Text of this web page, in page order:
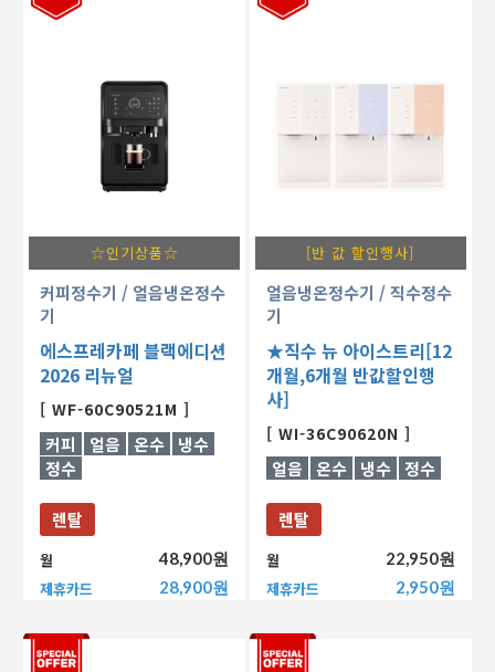
☆인기상품☆
커피정수기 / 얼음냉온정수
기
에스프레카페 블랙에디션
2026 리뉴얼
[ WF-60C90521M ]
커피 얼음 온수
냉수
정수
렌탈
월 48,900원
제휴카드 28,900원
[반 값 할인행사]
얼음냉온정수기 / 직수정수
기
★직수 뉴 아이스트리[12
개월,6개월 반값할인행
사]
[ WI-36C90620N ]
얼음 온수 냉수 정수
렌탈
월 22,950원
제휴카드 2,950원